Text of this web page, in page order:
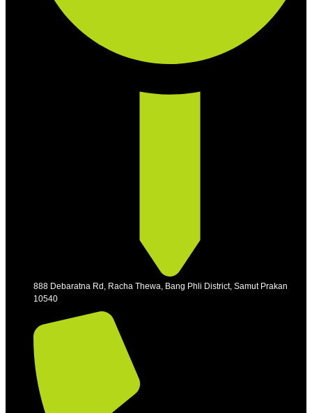
888 Debaratna Rd, Racha Thewa, Bang Phli District, Samut Prakan
10540